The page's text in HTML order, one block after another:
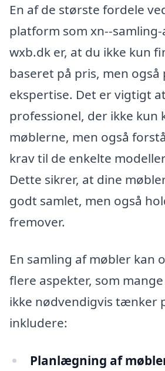
En af de største fordele
platform som xn--
wxb.dk er, at du ikke kun
baseret på pris, men også
ekspertise. Det er vigtigt
professionel, der ikke kun
møblerne, men også
krav til de enkelte
Dette sikrer, at dine
godt samlet, men også
fremover.
En samling af møbler kan
flere aspekter, som
ikke nødvendigvis tænker
inkludere:
Planlægning af